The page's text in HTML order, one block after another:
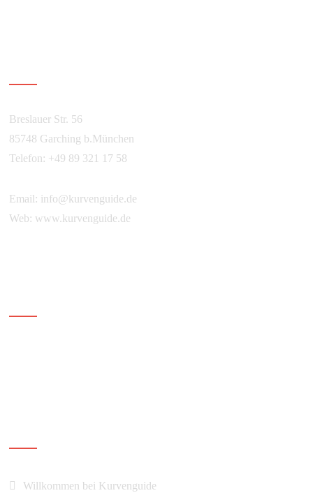
Breslauer Str. 56
85748 Garching b.München
Telefon: +49 89 321 17 58
Email: info@kurvenguide.de
Web: www.kurvenguide.de
Willkommen bei Kurvenguide